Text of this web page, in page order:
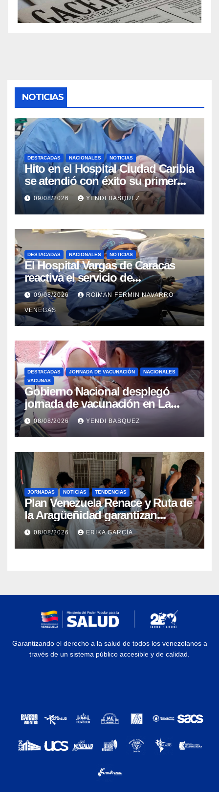
NOTICIAS
DESTACADAS NACIONALES NOTICIAS
Hito en el Hospital Ciudad Caribia
se atendió con éxito su primer
parto gemelar
09/08/2026 YENDI BASQUEZ
DESTACADAS NACIONALES NOTICIAS
El Hospital Vargas de Caracas
reactiva el servicio de
Colangiopancreatografía
Retrógrada Endoscópica para
beneficiar a cientos de pacientes
09/08/2026 ROIMAN FERMIN NAVARRO
VENEGAS
DESTACADAS JORNADA DE VACUNACIÓN
NACIONALES
VACUNAS
Gobierno Nacional desplegó
jornada de vacunación en La
Guaira para garantizar protección
epidemiológica
08/08/2026 YENDI BASQUEZ
JORNADAS NOTICIAS TENDENCIAS
Plan Venezuela Renace y Ruta de
la Aragüeñidad garantizan
atención médica integral en
Aragua
08/08/2026 ERIKA GARCÍA
Garantizando el derecho a la salud de todos los venezolanos a
través de un sistema público accesible y de calidad.